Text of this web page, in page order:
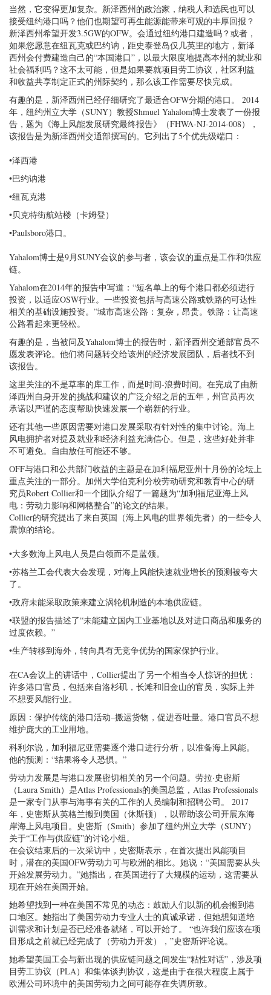
当然，它变得更加复杂。新泽西州的政治家，纳税人和选民也可以
接受纽约港口吗？他们也期望可再生能源能带来可观的丰厚回报？
新泽西州希望开发3.5GW的OFW。会通过纽约港口建造吗？或者，
如果您愿意在纽瓦克或巴约讷，距史泰登岛仅几英里的地方，新泽
西州会付费建造自己的“本国港口”，以最大限度地提高本州的就业和
社会福利吗？这不太可能，但是如果要就项目劳工协议，社区利益
和收益共享制定正式的州际契约，那么该工作需要尽快完成。
有趣的是，新泽西州已经仔细研究了最适合OFW分期的港口。 2014
年，纽约州立大学（SUNY）教授Shmuel Yahalom博士发表了一份报
告，题为《海上风能发展研究最终报告》（FHWA-NJ-2014-008），
该报告是为新泽西州交通部撰写的。它列出了5个优先级端口：
•泽西港
•巴约讷港
•纽瓦克港
•贝克特街航站楼（卡姆登）
•Paulsboro港口。
Yahalom博士是9月SUNY会议的参与者，该会议的重点是工作和供应
链。
Yahalom在2014年的报告中写道：“短名单上的每个港口都必须进行
投资，以适应OSW行业。一些投资包括与高速公路或铁路的可达性
相关的基础设施投资。”城市高速公路：复杂，昂贵。铁路：让高速
公路看起来更轻松。
有趣的是，当被问及Yahalom博士的报告时，新泽西州交通部官员不
愿发表评论。他们将问题转交给该州的经济发展团队，后者找不到
该报告。
这里关注的不是草率的库工作，而是时间-浪费时间。在完成了由新
泽西州自身开发的挑战和建议的广泛介绍之后的五年，州官员再次
承诺以严谨的态度帮助快速发展一个崭新的行业。
还有其他一些原因需要对港口发展采取有针对性的集中讨论。海上
风电拥护者对提及就业和经济利益充满信心。但是，这些好处并非
不可避免。自由放任可能还不够。
OFF与港口和公共部门收益的主题是在加利福尼亚州十月份的论坛上
重点关注的一部分。加州大学伯克利分校劳动研究和教育中心的研
究员Robert Collier和一个团队介绍了一篇题为“加利福尼亚海上风
电：劳动力影响和网格整合”的论文的结果。
Collier的研究提出了来自英国（海上风电的世界领先者）的一些令人
震惊的结论。
•大多数海上风电人员是白领而不是蓝领。
•苏格兰工会代表大会发现，对海上风能快速就业增长的预测被夸大
了。
•政府未能采取政策来建立涡轮机制造的本地供应链。
•联盟的报告描述了“未能建立国内工业基地以及对进口商品和服务的
过度依赖。”
•生产转移到海外，转向具有无竞争优势的国家保护行业。
在CA会议上的讲话中，Collier提出了另一个相当令人惊讶的担忧：
许多港口官员，包括来自洛杉矶，长滩和旧金山的官员，实际上并
不想要风能行业。
原因：保护传统的港口活动–搬运货物，促进吞吐量。港口官员不想
维护庞大的工业用地。
科利尔说，加利福尼亚需要逐个港口进行分析，以准备海上风能。
他的预测：“结果将令人恐惧。”
劳动力发展是与港口发展密切相关的另一个问题。劳拉·史密斯
（Laura Smith）是Atlas Professionals的美国总监，Atlas Professionals
是一家专门从事与海事有关的工作的人员编制和招聘公司。 2017
年，史密斯从英格兰搬到美国（休斯顿），以帮助该公司开展东海
岸海上风电项目。史密斯（Smith）参加了纽约州立大学（SUNY）
关于“工作与供应链”的讨论小组。
在会议结束后的一次采访中，史密斯表示，在首次提出风能项目
时，潜在的美国OFW劳动力可与欧洲的相比。她说：“美国需要从头
开始发展劳动力。”她指出，在英国进行了大规模的运动，这需要从
现在开始在美国开始。
她希望找到一种在美国不常见的动态：鼓励人们以新的机会搬到港
口地区。她指出了美国劳动力专业人士的真诚承诺，但她想知道培
训需求和计划是否已经准备就绪，可以开始了。 “也许我们应该在项
目形成之前就已经完成了（劳动力开发），”史密斯评论说。
她希望美国工会与新出现的供应链问题之间发生“粘性对话”，涉及项
目劳工协议（PLA）和集体谈判协议，这是由于在很大程度上属于
欧洲公司环境中的美国劳动力之间可能存在失调所致。